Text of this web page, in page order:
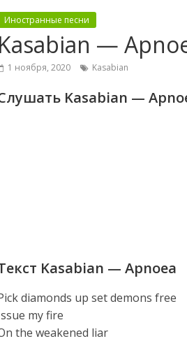
Иностранные песни
Kasabian —
1 ноября, 2020 Kasabian
Kasabian —
Kasabian — Apnoea
diamonds up set demons free
my fire
the weakened liar